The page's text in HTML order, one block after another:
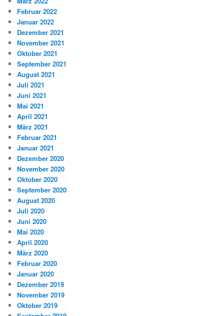
Februar 2022
Januar 2022
Dezember 2021
November 2021
Oktober 2021
September 2021
August 2021
Juli 2021
Juni 2021
Mai 2021
April 2021
März 2021
Februar 2021
Januar 2021
Dezember 2020
November 2020
Oktober 2020
September 2020
August 2020
Juli 2020
Juni 2020
Mai 2020
April 2020
März 2020
Februar 2020
Januar 2020
Dezember 2019
November 2019
Oktober 2019